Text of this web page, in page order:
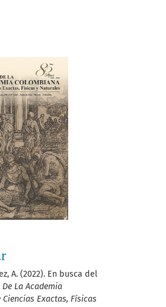
A. (2022). En busca del
La Academia
Ciencias Exactas, Físicas